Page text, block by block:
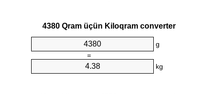
4380 Qram üçün Kiloqram converter
g
=
kg